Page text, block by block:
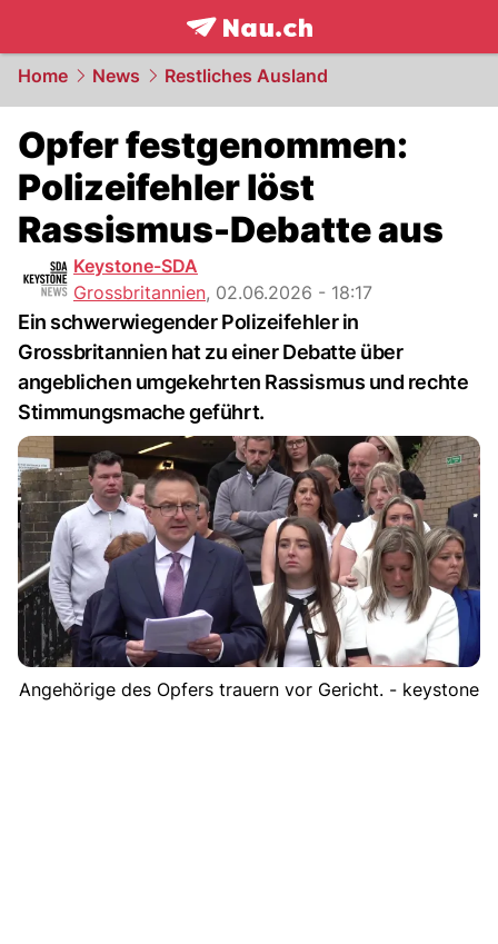
frontpage.NAU.ch
Home News Restliches Ausland
Opfer festgenommen:
Polizeifehler löst
Rassismus-Debatte aus
Keystone-SDA
Grossbritannien, 02.06.2026 - 18:17
Ein schwerwiegender Polizeifehler in
Grossbritannien hat zu einer Debatte über
angeblichen umgekehrten Rassismus und rechte
Stimmungsmache geführt.
Angehörige des Opfers trauern vor Gericht. - keystone